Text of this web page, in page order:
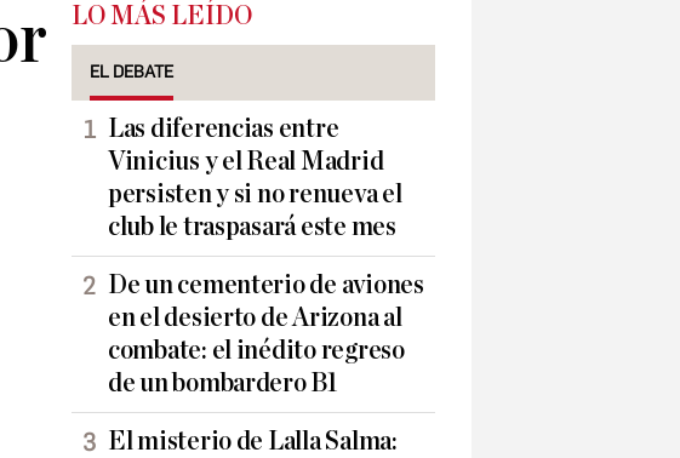
LO MÁS LEÍDO
EL DEBATE
Las diferencias entre
Vinicius y el Real Madrid
persisten y si no renueva el
club le traspasará este mes
De un cementerio de aviones
en el desierto de Arizona al
combate: el inédito regreso
de un bombardero B1
El misterio de Lalla Salma: